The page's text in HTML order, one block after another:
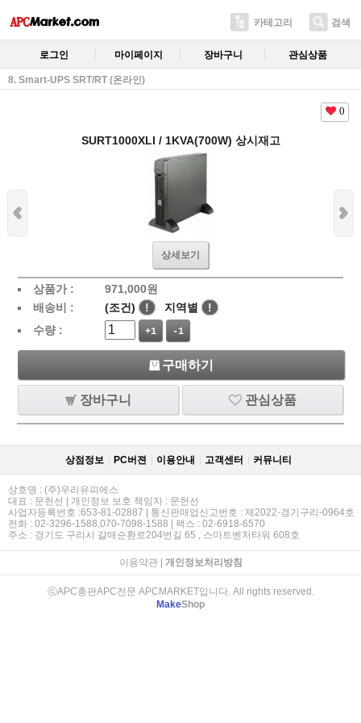
카테고리 검색
로그인 마이페이지 장바구니 관심상품
8. Smart-UPS SRT/RT (온라인)
0
SURT1000XLI / 1KVA(700W) 상시재고
상세보기
상품가 : 971,000원
배송비 :
(조건) ! 지역별
!
수량 :
+1 -1
구매하기
장바구니 관심상품
상점정보 PC버젼 이용안내 고객센터 커뮤니티
상호명 : (주)우리유피에스
대표 : 문헌선 | 개인정보 보호 책임자 : 문헌선
사업자등록번호 :653-81-02887 | 통신판매업신고번호 : 제2022-경기구리-0964호
전화 : 02-3296-1588,070-7098-1588 | 팩스 : 02-6918-6570
주소 : 경기도 구리시 갈매순환로204번길 65 , 스마트벤처타워 608호
이용약관| 개인정보처리방침
ⓒAPC총판APC전문 APCMARKET입니다. All rights reserved.
MakeShop